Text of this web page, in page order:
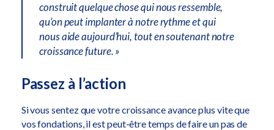
construit quelque chose qui nous ressemble,
qu’on peut implanter à notre rythme et qui
nous aide aujourd’hui, tout en soutenant notre
croissance future. »
Passez à l’action
Si vous sentez que votre croissance avance plus vite que
vos fondations, il est peut-être temps de faire un pas de